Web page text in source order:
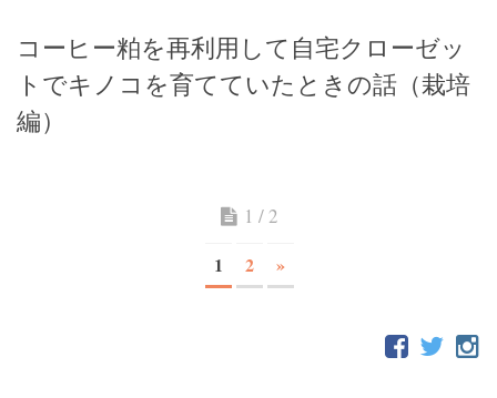
コーヒー粕を再利用して自宅クローゼッ
トでキノコを育てていたときの話（栽培
編）
1 / 2
1
2 »